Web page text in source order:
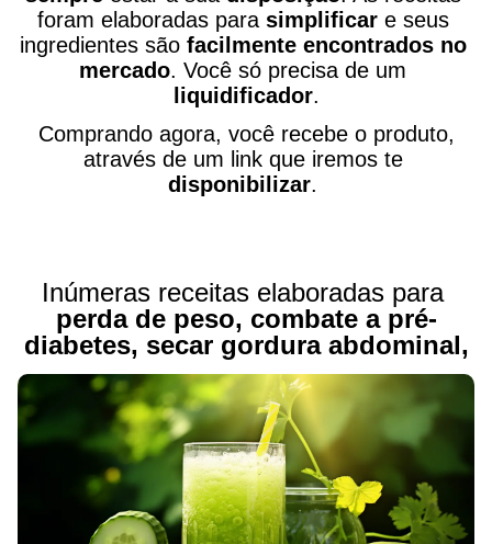
foram elaboradas para simplificar e seus
ingredientes são facilmente encontrados no
mercado
liquidificador.
Comprando agora, você recebe o produto,
através de um link que iremos te
disponibilizar.
Inúmeras receitas elaboradas para
perda de peso, combate a pré-
diabetes, secar gordura abdominal,